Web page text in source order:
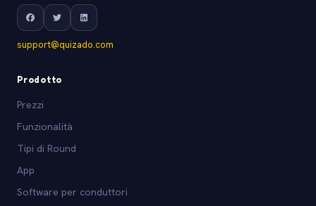
support@quizado.com
Prodotto
Prezzi
Funzionalità
Tipi di Round
App
Software per conduttori